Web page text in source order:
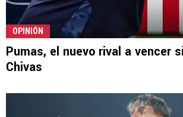
OPINIÓN
Pumas, el nuevo rival a vencer
Chivas